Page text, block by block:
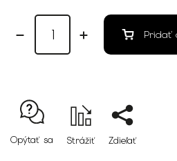
Pridať
Opýtať sa Strážiť Zdieľať